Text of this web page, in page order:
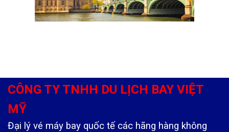
CÔNG TY TNHH DU LỊCH BAY VIỆT
MỸ
Đại lý vé máy bay quốc tế các hãng hàng không